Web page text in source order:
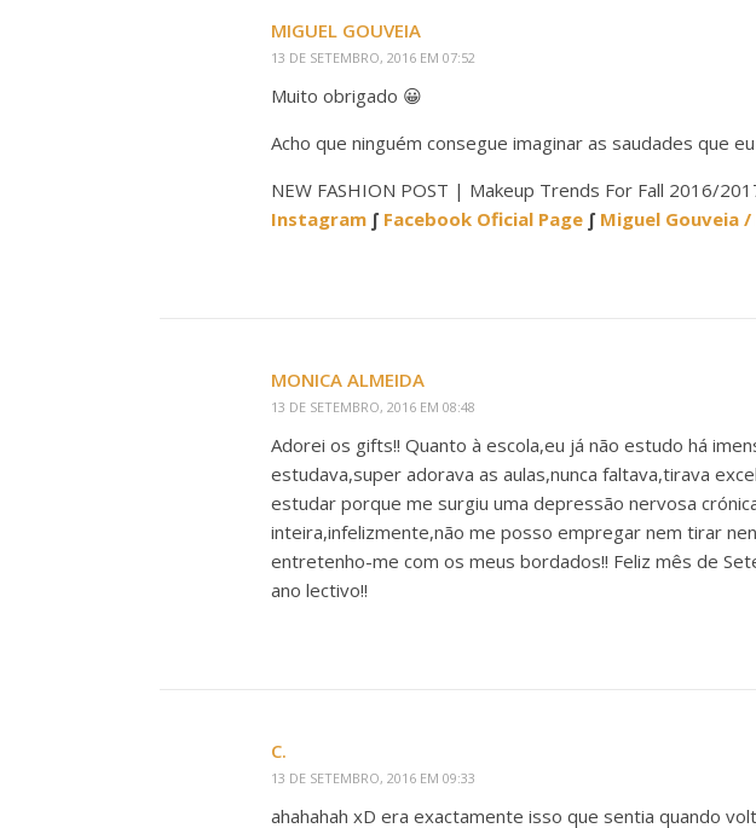
MIGUEL GOUVEIA
13 DE SETEMBRO, 2016 EM 07:52
Muito obrigado 😀
Acho que ninguém consegue imaginar as saudades que
NEW FASHION POST | Makeup Trends For Fall 2016/
Instagram ∫ Facebook Oficial Page ∫ Miguel Gouveia
MONICA ALMEIDA
13 DE SETEMBRO, 2016 EM 08:48
Adorei os gifts!! Quanto à escola,eu já não estudo há
estudava,super adorava as aulas,nunca faltava,tirava
estudar porque me surgiu uma depressão nervosa
inteira,infelizmente,não me posso empregar nem tirar
entretenho-me com os meus bordados!! Feliz mês de
ano lectivo!!
C.
13 DE SETEMBRO, 2016 EM 09:33
ahahahah xD era exactamente isso que sentia quando